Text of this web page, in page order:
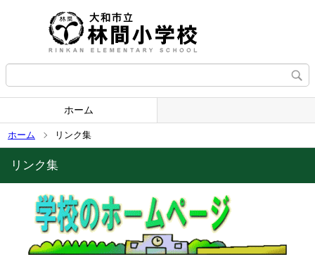
ホーム
ホーム リンク集
リンク集